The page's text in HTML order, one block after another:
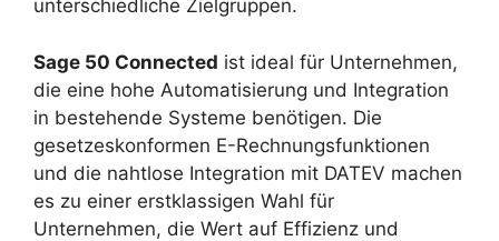
unterschiedliche Zielgruppen.
Sage 50 Connected ist ideal für Unternehmen,
die eine hohe Automatisierung und Integration
in bestehende Systeme benötigen. Die
gesetzeskonformen E-Rechnungsfunktionen
und die nahtlose Integration mit DATEV machen
es zu einer erstklassigen Wahl für
Unternehmen, die Wert auf Effizienz und